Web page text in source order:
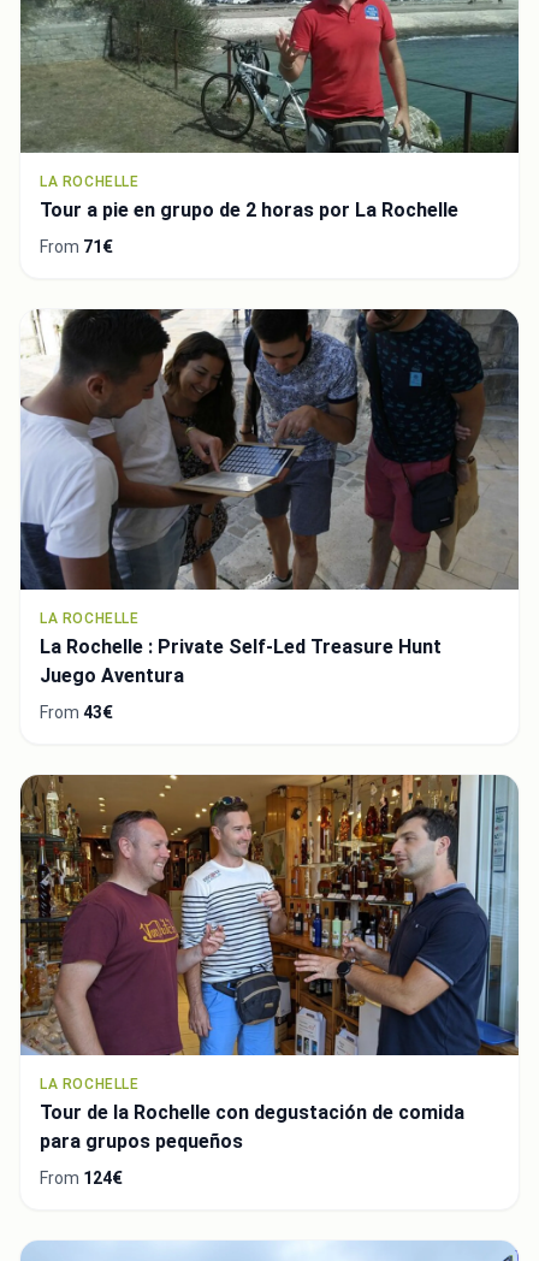
LA ROCHELLE
Tour a pie en grupo de 2 horas por La Rochelle
From 71€
LA ROCHELLE
La Rochelle : Private Self-Led Treasure Hunt
Juego Aventura
From 43€
LA ROCHELLE
Tour de la Rochelle con degustación de comida
para grupos pequeños
From 124€